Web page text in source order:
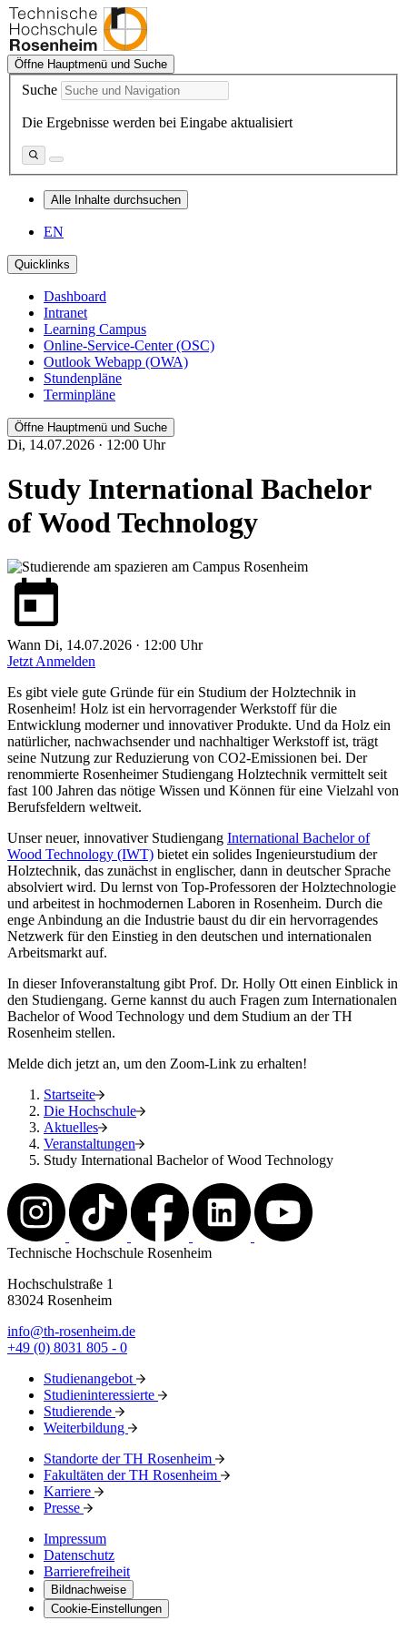
Öffne Hauptmenü und Suche
Suche
Die Ergebnisse werden bei Eingabe aktualisiert
Alle Inhalte durchsuchen
EN
Quicklinks
Dashboard
Intranet
Learning Campus
Online-Service-Center (OSC)
Outlook Webapp (OWA)
Stundenpläne
Terminpläne
Öffne Hauptmenü und Suche
Di, 14.07.2026 · 12:00 Uhr
Study International Bachelor
of Wood Technology
Wann Di, 14.07.2026 · 12:00 Uhr
Jetzt Anmelden
Es gibt viele gute Gründe für ein Studium der Holztechnik in
Rosenheim! Holz ist ein hervorragender Werkstoff für die
Entwicklung moderner und innovativer Produkte. Und da Holz ein
natürlicher, nachwachsender und nachhaltiger Werkstoff ist, trägt
seine Nutzung zur Reduzierung von CO2-Emissionen bei. Der
renommierte Rosenheimer Studiengang Holztechnik vermittelt seit
fast 100 Jahren das nötige Wissen und Können für eine Vielzahl von
Berufsfeldern weltweit.
Unser neuer, innovativer Studiengang International Bachelor of
Wood Technology (IWT) bietet ein solides Ingenieurstudium der
Holztechnik, das zunächst in englischer, dann in deutscher Sprache
absolviert wird. Du lernst von Top-Professoren der Holztechnologie
und arbeitest in hochmodernen Laboren in Rosenheim. Durch die
enge Anbindung an die Industrie baust du dir ein hervorragendes
Netzwerk für den Einstieg in den deutschen und internationalen
Arbeitsmarkt auf.
In dieser Infoveranstaltung gibt Prof. Dr. Holly Ott einen Einblick in
den Studiengang. Gerne kannst du auch Fragen zum Internationalen
Bachelor of Wood Technology und dem Studium an der TH
Rosenheim stellen.
Melde dich jetzt an, um den Zoom-Link zu erhalten!
Startseite
Die Hochschule
Aktuelles
Veranstaltungen
Study International Bachelor of Wood Technology
Technische Hochschule Rosenheim
Hochschulstraße 1
83024 Rosenheim
info@th-rosenheim.de
+49 (0) 8031 805 - 0
Studienangebot
Studieninteressierte
Studierende
Weiterbildung
Standorte der TH Rosenheim
Fakultäten der TH Rosenheim
Karriere
Presse
Impressum
Datenschutz
Barrierefreiheit
Bildnachweise
Cookie-Einstellungen